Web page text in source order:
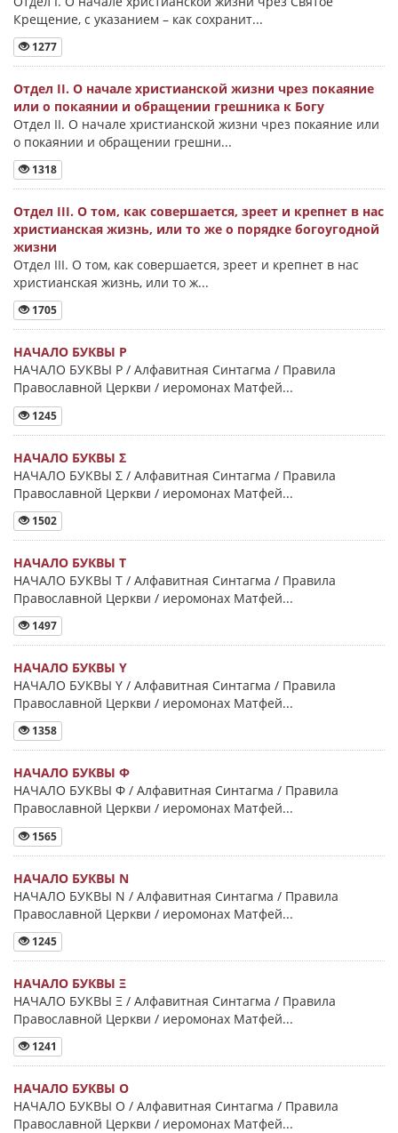
Крещение, с указанием – как сохранит...
1277
Отдел II. О начале христианской жизни чрез покаяние
или о покаянии и обращении грешника к Богу
Отдел II. О начале христианской жизни чрез покаяние или
о покаянии и обращении грешни...
1318
Отдел III. О том, как совершается, зреет и крепнет в нас
христианская жизнь, или то же о порядке богоугодной
жизни
Отдел III. О том, как совершается, зреет и крепнет в нас
христианская жизнь, или то ж...
1705
НАЧАЛО БУКВЫ Ρ
НАЧАЛО БУКВЫ Ρ / Алфавитная Синтагма / Правила
Православной Церкви / иеромонах Матфей...
1245
НАЧАЛО БУКВЫ Σ
НАЧАЛО БУКВЫ Σ / Алфавитная Синтагма / Правила
Православной Церкви / иеромонах Матфей...
1502
НАЧАЛО БУКВЫ Τ
НАЧАЛО БУКВЫ Τ / Алфавитная Синтагма / Правила
Православной Церкви / иеромонах Матфей...
1497
НАЧАЛО БУКВЫ Y
НАЧАЛО БУКВЫ Y / Алфавитная Синтагма / Правила
Православной Церкви / иеромонах Матфей...
1358
НАЧАЛО БУКВЫ Φ
НАЧАЛО БУКВЫ Φ / Алфавитная Синтагма / Правила
Православной Церкви / иеромонах Матфей...
1565
НАЧАЛО БУКВЫ Ν
НАЧАЛО БУКВЫ Ν / Алфавитная Синтагма / Правила
Православной Церкви / иеромонах Матфей...
1245
НАЧАЛО БУКВЫ Ξ
НАЧАЛО БУКВЫ Ξ / Алфавитная Синтагма / Правила
Православной Церкви / иеромонах Матфей...
1241
НАЧАЛО БУКВЫ Ο
НАЧАЛО БУКВЫ Ο / Алфавитная Синтагма / Правила
Православной Церкви / иеромонах Матфей...